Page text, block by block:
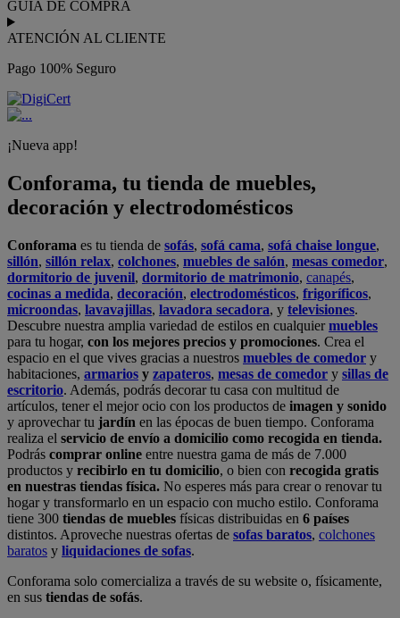
GUÍA DE COMPRA
ATENCIÓN AL CLIENTE
Pago 100% Seguro
¡Nueva app!
Conforama, tu tienda de muebles,
decoración y electrodomésticos
Conforama es tu tienda de sofás, sofá cama, sofá chaise longue,
sillón, sillón relax, colchones, muebles de salón, mesas comedor,
dormitorio de juvenil, dormitorio de matrimonio, canapés,
cocinas a medida, decoración, electrodomésticos, frigoríficos,
microondas, lavavajillas, lavadora secadora, y televisiones.
Descubre nuestra amplia variedad de estilos en cualquiermuebles
para tu hogar, con los mejores precios y promociones. Crea el
espacio en el que vives gracias a nuestros muebles de comedor y
habitaciones, armarios y zapateros, mesas de comedor y sillas de
escritorio. Además, podrás decorar tu casa con multitud de
artículos, tener el mejor ocio con los productos de imagen y sonido
y aprovechar tu jardín en las épocas de buen tiempo. Conforama
realiza el servicio de envío a domicilio como recogida en tienda.
Podrás comprar online entre nuestra gama de más de 7.000
productos y recibirlo en tu domicilio, o bien con recogida gratis
en nuestras tiendas física. No esperes más para crear o renovar tu
hogar y transformarlo en un espacio con mucho estilo. Conforama
tiene 300 tiendas de muebles físicas distribuidas en 6 países
distintos. Aproveche nuestras ofertas de sofas baratos, colchones
baratos y liquidaciones de sofas.
Conforama solo comercializa a través de su website o, físicamente,
en sus tiendas de sofás.